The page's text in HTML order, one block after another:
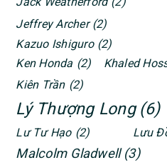
Jeffrey Archer (2)
Kazuo Ishiguro (2)
Ken Honda (2) Khaled
Kiên Trần (2)
Lý Thượng Long (6)
Lư Tư Hạo (2) Lưu
Malcolm Gladwell (3)